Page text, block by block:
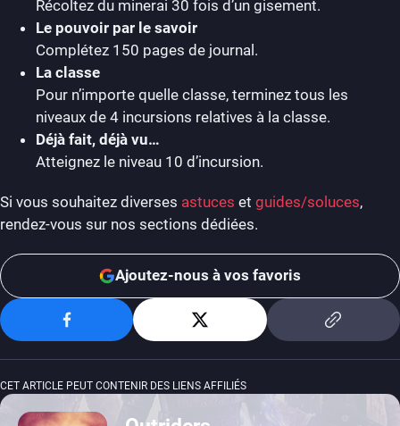
Récoltez du minerai 30 fois d’un gisement.
Le pouvoir par le savoir
Complétez 150 pages de journal.
La classe
Pour n’importe quelle classe, terminez tous les
niveaux de 4 incursions relatives à la classe.
Déjà fait, déjà vu…
Atteignez le niveau 10 d’incursion.
Si vous souhaitez diverses astuces et guides/soluces,
rendez-vous sur nos sections dédiées.
Ajoutez-nous à vos favoris
CET ARTICLE PEUT CONTENIR DES LIENS AFFILIÉS